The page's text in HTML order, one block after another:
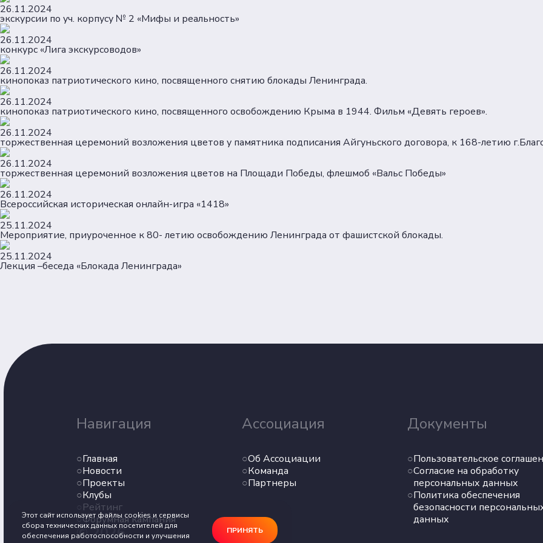
26.11.2024
экскурсии по уч. корпусу № 2 «Мифы и реальность»
26.11.2024
конкурс «Лига экскурсоводов»
26.11.2024
кинопоказ патриотического кино, посвященного снятию блокады Ленинграда.
26.11.2024
кинопоказ патриотического кино, посвященного освобождению Крыма в 1944. Фильм «Девять героев».
26.11.2024
торжественная церемоний возложения цветов у памятника подписания Айгуньского договора, к 168-летию
26.11.2024
торжественная церемоний возложения цветов на Площади Победы, флешмоб «Вальс Победы»
26.11.2024
Всероссийская историческая онлайн-игра «1418»
25.11.2024
Мероприятие, приуроченное к 80- летию освобождению Ленинграда от фашистской блокады.
25.11.2024
Лекция –беседа «Блокада Ленинграда»
Навигация
Главная
Новости
Проекты
Клубы
Рейтинг
Форумная кампания
Ассоциация
Об Ассоциации
Команда
Партнеры
Документы
Пользовательское
Согласие на обработку
персональных данных
Политика обеспечения
безопасности
данных
© 2026
Этот сайт использует файлы cookies и сервисы
сбора технических данных посетителей для
обеспечения работоспособности и улучшения
ПРИНЯТЬ